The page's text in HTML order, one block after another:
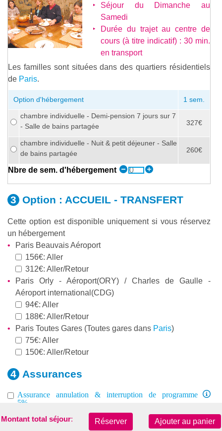
Séjour du Dimanche au
Samedi
Durée du trajet au centre de
cours (à titre indicatif) : 30 min.
en transport
Les familles sont situées dans des quartiers résidentiels
de Paris.
Option d'hébergement 1 sem.
chambre individuelle - Demi-pension 7 jours sur 7
- Salle de bains partagée
327€
chambre individuelle - Nuit & petit déjeuner - Salle
de bains partagée
260€
Nbre de sem. d'hébergement
Option : ACCUEIL - TRANSFERT
Cette option est disponible uniquement si vous réservez
un hébergement
Paris Beauvais Aéroport
156€: Aller
312€: Aller/Retour
Paris Orly - Aéroport(ORY) / Charles de Gaulle -
Aéroport international(CDG)
94€: Aller
188€: Aller/Retour
Paris Toutes Gares (Toutes gares dans Paris)
75€: Aller
150€: Aller/Retour
Assurances
Assurance annulation & interruption de programme
5%
Assistance Médicale UE 8-60 ans 10€ par sem.
Montant total séjour:
Réserver Ajouter au panier